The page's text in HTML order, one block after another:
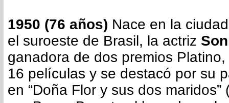
1950 (76 años) Nace en la
el suroeste de Brasil, la actriz
ganadora de dos premios
16 películas y se destacó por su
en “Doña Flor y sus dos maridos”